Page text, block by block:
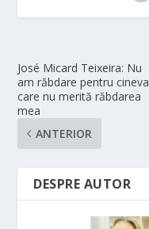
José Micard Teixeira: Nu
am răbdare pentru cineva
care nu merită răbdarea
mea
ANTERIOR
DESPRE AUTOR